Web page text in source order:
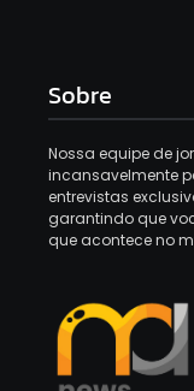
Sobre
Nossa equipe de
incansavelmente
entrevistas
garantindo que
que acontece no